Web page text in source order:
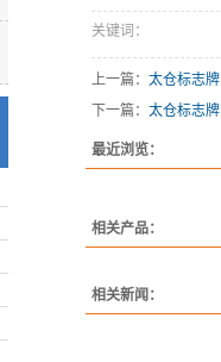
关键词：
上一篇： 太仓标志牌
下一篇： 太仓标志牌
最近浏览：
相关产品：
相关新闻：